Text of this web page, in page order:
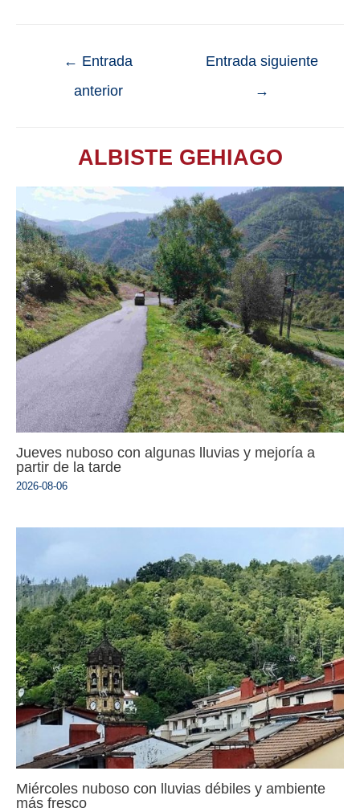
← Entrada
anterior
Entrada siguiente
→
ALBISTE GEHIAGO
Jueves nuboso con algunas lluvias y mejoría a
partir de la tarde
2026-08-06
Miércoles nuboso con lluvias débiles y ambiente
más fresco